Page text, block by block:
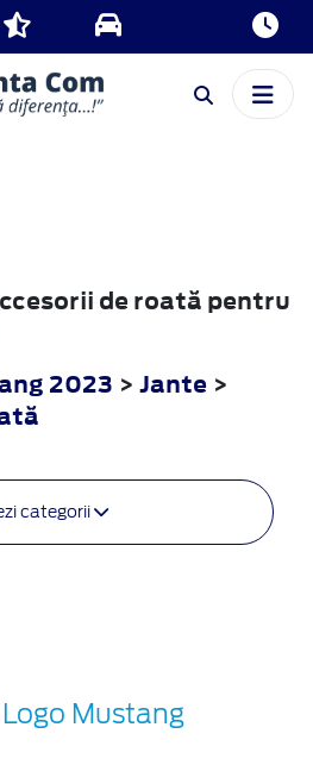
de roată pentru
2023 > Jante >
categorii
Mustang